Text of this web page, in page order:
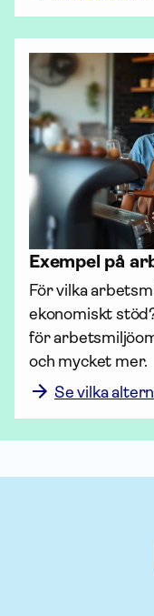
Exempel på
För vilka
ekonomiskt
för
och mycket mer.
Se vilka